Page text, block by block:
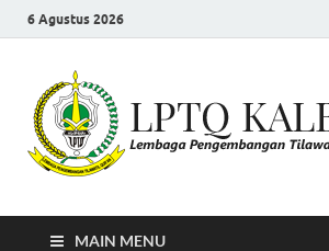
6 Agustus 2026
MAIN MENU